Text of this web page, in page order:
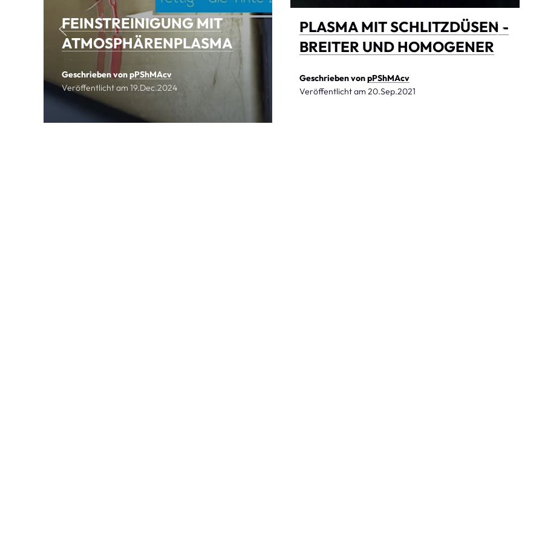
FEINSTREINIGUNG MIT
ATMOSPHÄRENPLASMA
Geschrieben vonpPShMAcv
Veröffentlicht am 19.Dec.2024
PLASMA MIT SCHLITZDÜSEN -
BREITER UND HOMOGENER
Geschrieben vonpPShMAcv
Veröffentlicht am20.Sep.2021